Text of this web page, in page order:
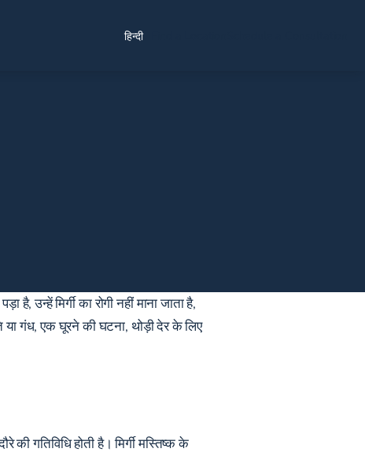
हिन्दी
उन्हें मिर्गी का रोगी नहीं माना जाता है,
या गंध, एक घूरने की घटना, थोड़ी देर के लिए
गतिविधि होती है। मिर्गी मस्तिष्क के